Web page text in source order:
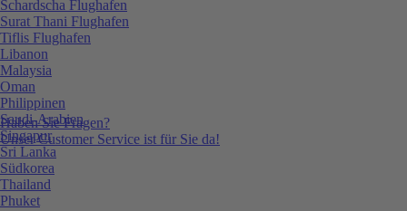
Haben Sie Fragen?
Unser Customer Service ist für Sie da!
Schardscha Flughafen
Surat Thani Flughafen
Tiflis Flughafen
Libanon
Malaysia
Oman
Philippinen
Saudi-Arabien
Singapur
Sri Lanka
Südkorea
Thailand
Phuket